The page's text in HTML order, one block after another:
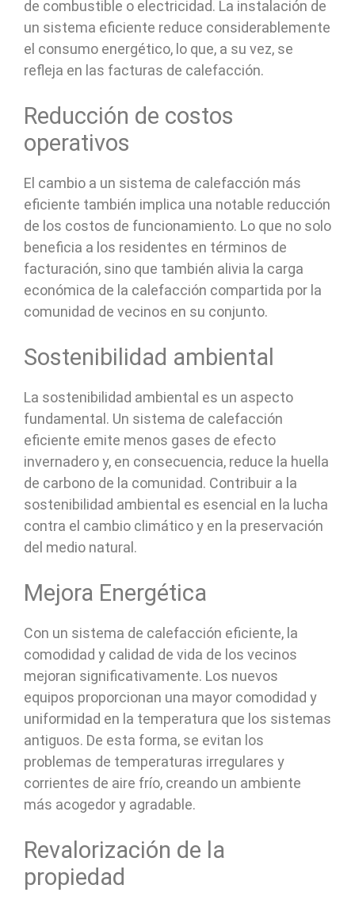
de combustible o electricidad. La instalación de
un sistema eficiente reduce considerablemente
el consumo energético, lo que, a su vez, se
refleja en las facturas de calefacción.
Reducción de costos
operativos
El cambio a un sistema de calefacción más
eficiente también implica una notable reducción
de los costos de funcionamiento. Lo que no solo
beneficia a los residentes en términos de
facturación, sino que también alivia la carga
económica de la calefacción compartida por la
comunidad de vecinos en su conjunto.
Sostenibilidad ambiental
La sostenibilidad ambiental es un aspecto
fundamental. Un sistema de calefacción
eficiente emite menos gases de efecto
invernadero y, en consecuencia, reduce la huella
de carbono de la comunidad. Contribuir a la
sostenibilidad ambiental es esencial en la lucha
contra el cambio climático y en la preservación
del medio natural.
Mejora Energética
Con un sistema de calefacción eficiente, la
comodidad y calidad de vida de los vecinos
mejoran significativamente. Los nuevos
equipos proporcionan una mayor comodidad y
uniformidad en la temperatura que los sistemas
antiguos. De esta forma, se evitan los
problemas de temperaturas irregulares y
corrientes de aire frío, creando un ambiente
más acogedor y agradable.
Revalorización de la
propiedad